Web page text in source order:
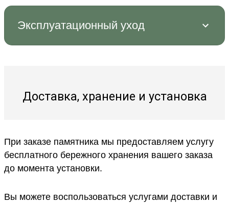
Эксплуатационный уход
Доставка, хранение и установка
При заказе памятника мы предоставляем услугу
бесплатного бережного хранения вашего заказа
до момента установки.
Вы можете воспользоваться услугами доставки и